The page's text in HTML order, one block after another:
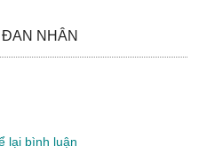
NHÂN
lại bình luận